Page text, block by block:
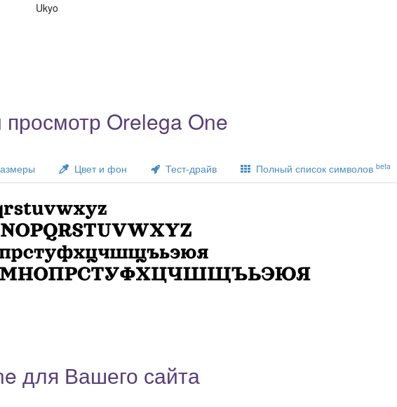
Ukyo
Orelega One
Цвет и фон Тест-драйв Полный список символов beta
для Вашего сайта